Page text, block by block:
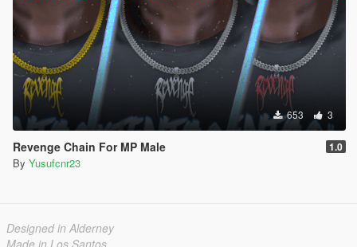
653 3
Revenge Chain For MP Male 1.0
By Yusufcnr23
Designed in Alderney